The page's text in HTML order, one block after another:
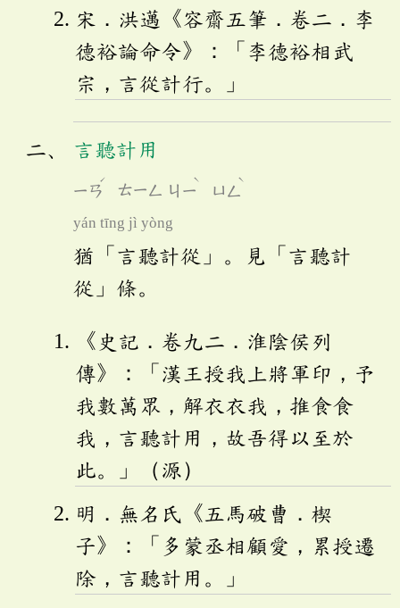
宋．洪邁《容齋五筆．卷二．李
德裕論命令》：「李德裕相武
宗，言從計行。」
言聽計用
ㄧㄢ
ˊ
ㄊㄧㄥ ㄐㄧ
ˋ
ㄩㄥ
ˋ
yán tīng jì yòng
猶「言聽計從」。見「言聽計
從」條。
《史記．卷九二．淮陰侯列
傳》：「漢王授我上將軍印，予
我數萬眾，解衣衣我，推食食
我，言聽計用，故吾得以至於
此。」（源）
明．無名氏《五馬破曹．楔
子》：「多蒙丞相顧愛，累授遷
除，言聽計用。」